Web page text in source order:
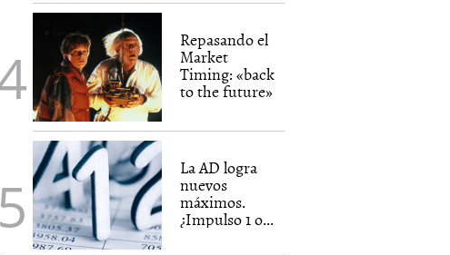
Repasando el
Market
Timing: «back
to the future»
La AD logra
nuevos
máximos.
¿Impulso 1 o...